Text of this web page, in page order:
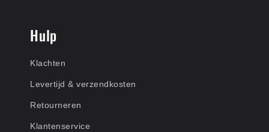
Hulp
Klachten
Levertijd & verzendkosten
Retourneren
Klantenservice